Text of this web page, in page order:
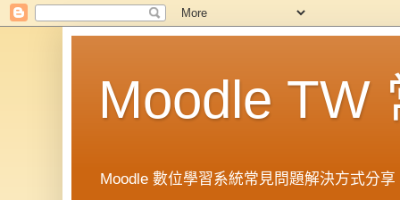
Moodle TW
Moodle 數位學習系統常見問題解決方式分享